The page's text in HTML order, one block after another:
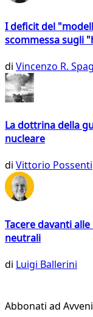
I deficit del
scommessa sugli
di Vincenzo R.
La dottrina della
nucleare
di Vittorio Possenti
Tacere davanti
neutrali
di Luigi Ballerini
Abbonati ad